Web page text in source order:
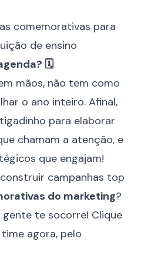
comemorativas para
de ensino
🗓️
mãos, não tem como
o ano inteiro. Afinal,
para elaborar
chamam a atenção, e
que engajam!
campanhas top
do marketing?
gente te socorre! Clique
agora, pelo